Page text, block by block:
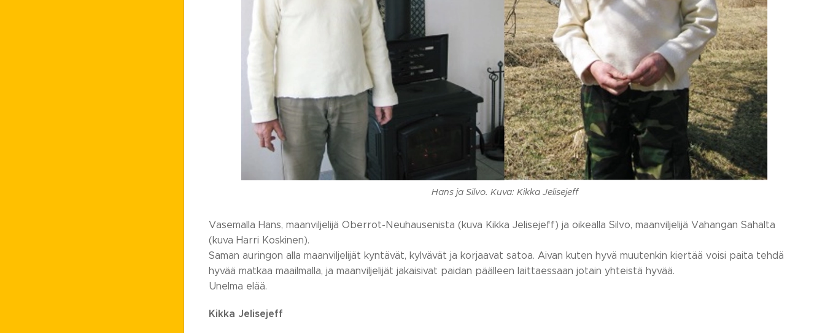
Hans ja Silvo. Kuva: Kikka Jelisejeff
Vasemalla Hans, maanviljelijä Oberrot-Neuhausenista (kuva Kikka Jelisejeff) ja oikealla Silvo, maanviljelijä Vahangan Sahalta
(kuva Harri Koskinen).
Saman auringon alla maanviljelijät kyntävät, kylvävät ja korjaavat satoa. Aivan kuten hyvä muutenkin kiertää voisi paita tehdä
hyvää matkaa maailmalla, ja maanviljelijät jakaisivat paidan päälleen laittaessaan jotain yhteistä hyvää.
Unelma elää.
Kikka Jelisejeff